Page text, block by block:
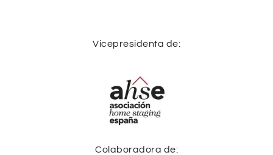
Vicepresidenta de:
Colaboradora de: